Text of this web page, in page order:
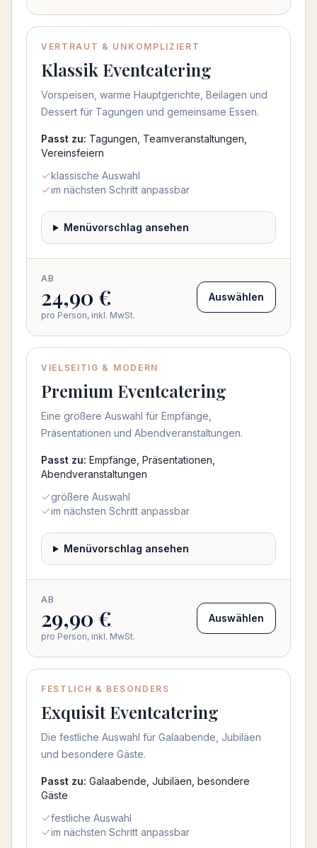
VERTRAUT & UNKOMPLIZIERT
Klassik Eventcatering
Vorspeisen, warme Hauptgerichte, Beilagen und
Dessert für Tagungen und gemeinsame Essen.
Passt zu: Tagungen, Teamveranstaltungen,
Vereinsfeiern
klassische Auswahl
im nächsten Schritt anpassbar
Menüvorschlag ansehen
AB
24,90 €
pro Person, inkl. MwSt.
Auswählen
Beliebt
VIELSEITIG & MODERN
Premium Eventcatering
Eine größere Auswahl für Empfänge,
Präsentationen und Abendveranstaltungen.
Passt zu: Empfänge, Präsentationen,
Abendveranstaltungen
größere Auswahl
im nächsten Schritt anpassbar
Menüvorschlag ansehen
AB
29,90 €
pro Person, inkl. MwSt.
Auswählen
FESTLICH & BESONDERS
Exquisit Eventcatering
Die festliche Auswahl für Galaabende, Jubiläen
und besondere Gäste.
Passt zu: Galaabende, Jubiläen, besondere
Gäste
festliche Auswahl
im nächsten Schritt anpassbar